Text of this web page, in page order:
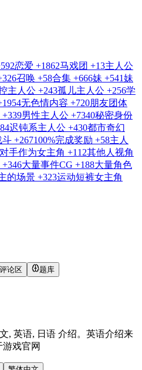
恋爱 +1862马戏团 +13主人公
召唤 +58合集 +666妹 +541妹
主人公 +243孤儿主人公 +256学
无色情内容 +720朋友团体
+339男性主人公 +7340秘密身份
迟钝系主人公 +430都市奇幻
斗 +267100%完成奖励 +58主人
手作为女主角 +112其他人视角
+346大量事件CG +188大量角色
的场景 +323运动短裤女主角
论区 题库
, 英语, 日语 介绍。英语介绍来
戏官网